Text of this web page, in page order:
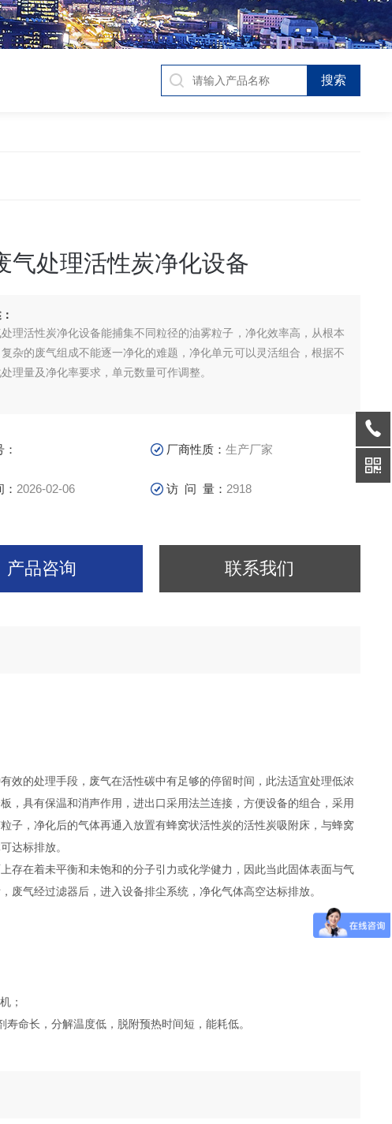
气处理活性炭净化设备
理活性炭净化设备能捕集不同粒径的油雾粒子，净化效率高，从根本
复杂的废气组成不能逐一净化的难题，净化单元可以灵活组合，根据不
理量及净化率要求，单元数量可作调整。
厂商性质：生产厂家
2026-02-06 访 问 量： 2918
产品咨询 联系我们
效的处理手段，废气在活性碳中有足够的停留时间，此法适宜处理低浓
，具有保温和消声作用，进出口采用法兰连接，方便设备的组合，采用
子，净化后的气体再通入放置有蜂窝状活性炭的活性炭吸附床，与蜂窝
达标排放。
存在着未平衡和未饱和的分子引力或化学健力，因此当此固体表面与气
气经过滤器后，进入设备排尘系统，净化气体高空达标排放。
；
命长，分解温度低，脱附预热时间短，能耗低。